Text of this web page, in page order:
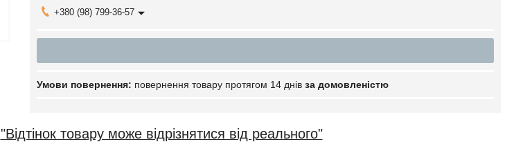
+380 (98) 799-36-57
повернення товару протягом 14 днів за домовленістю
"Відтінок товару може відрізнятися від реального"